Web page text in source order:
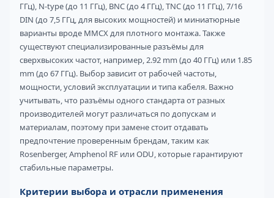
ГГц), N-type (до 11 ГГц), BNC (до 4 ГГц), TNC (до 11 ГГц), 7/16
DIN (до 7,5 ГГц, для высоких мощностей) и миниатюрные
варианты вроде MMCX для плотного монтажа. Также
существуют специализированные разъёмы для
сверхвысоких частот, например, 2.92 mm (до 40 ГГц) или 1.85
mm (до 67 ГГц). Выбор зависит от рабочей частоты,
мощности, условий эксплуатации и типа кабеля. Важно
учитывать, что разъёмы одного стандарта от разных
производителей могут различаться по допускам и
материалам, поэтому при замене стоит отдавать
предпочтение проверенным брендам, таким как
Rosenberger, Amphenol RF или ODU, которые гарантируют
стабильные параметры.
Критерии выбора и отрасли применения